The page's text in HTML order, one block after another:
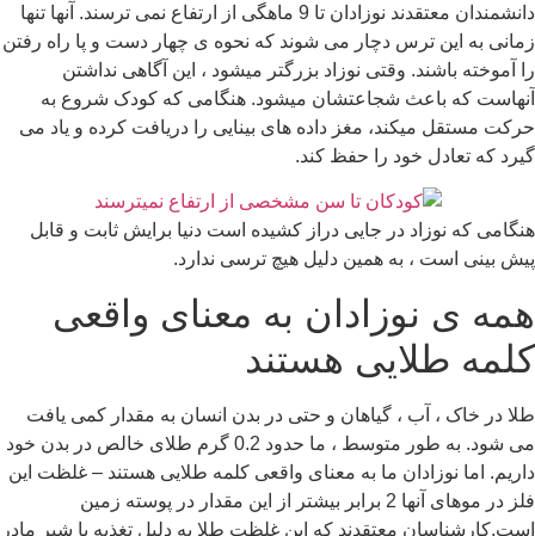
دانشمندان معتقدند نوزادان تا 9 ماهگی از ارتفاع نمی ترسند. آنها تنها
زمانی به این ترس دچار می شوند که نحوه ی چهار دست و پا راه رفتن
را آموخته باشند. وقتی نوزاد بزرگتر میشود ، این آگاهی نداشتن
آنهاست که باعث شجاعتشان میشود. هنگامی که کودک شروع به
حرکت مستقل میکند، مغز داده های بینایی را دریافت کرده و یاد می
گیرد که تعادل خود را حفظ کند.
هنگامی که نوزاد در جایی دراز کشیده است دنیا برایش ثابت و قابل
پیش بینی است ، به همین دلیل هیچ ترسی ندارد.
همه ی نوزادان به معنای واقعی
کلمه طلایی هستند
طلا در خاک ، آب ، گیاهان و حتی در بدن انسان به مقدار کمی یافت
می شود. به طور متوسط ​​، ما حدود 0.2 گرم طلای خالص در بدن خود
داریم. اما نوزادان ما به معنای واقعی کلمه طلایی هستند – غلظت این
فلز در موهای آنها 2 برابر بیشتر از این مقدار در پوسته زمین
است.کارشناسان معتقدند که این غلظت طلا به دلیل تغذیه با شیر مادر